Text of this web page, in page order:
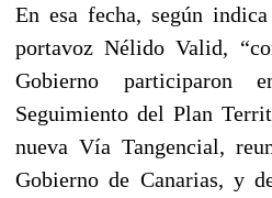
En esa fecha, según
portavoz Nélido Valid,
Gobierno participaron
Seguimiento del Plan
nueva Vía Tangencial,
Gobierno de Canarias, y